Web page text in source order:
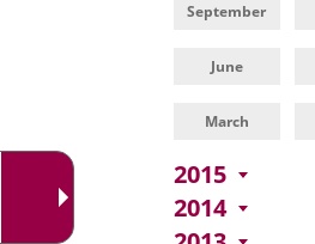
September
June
March
2015
2014